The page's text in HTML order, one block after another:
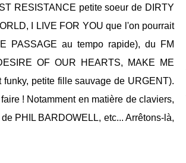
RESISTANCE petite soeur de DIRTY
I LIVE FOR YOU que l'on pourrait
PASSAGE au tempo rapide), du FM
OF OUR HEARTS, MAKE ME
petite fille sauvage de URGENT).
! Notamment en matière de claviers,
PHIL BARDOWELL, etc... Arrêtons-là,